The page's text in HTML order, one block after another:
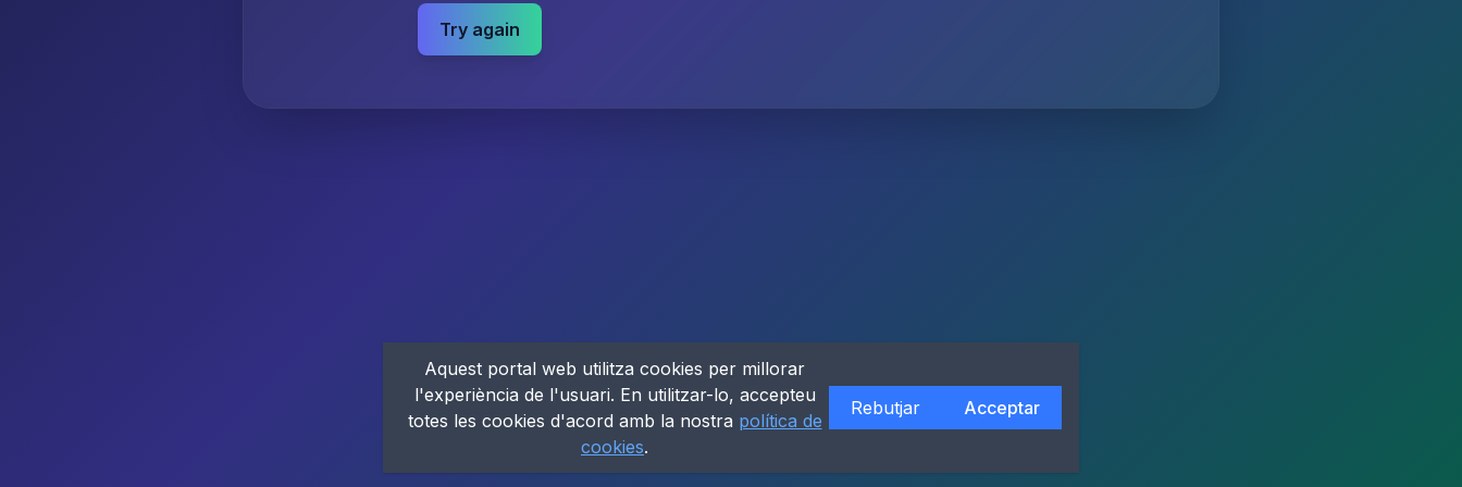
Try again
Aquest portal web utilitza cookies per millorar
l'experiència de l'usuari. En utilitzar-lo, accepteu
totes les cookies d'acord amb la nostra política de
cookies.
Rebutjar Acceptar